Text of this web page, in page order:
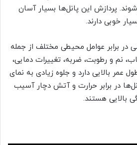
پردازش این پانل‌ها بسیار آسان
خوبی دارند.
در برابر عوامل محیطی مختلف از جمله
نم و رطوبت، ضربه، تغییرات دمایی،
عمر بالایی دارد و جلوه زیادی به نمای
در برابر حرارت و آتش دچار آسیب
بالایی هستند.